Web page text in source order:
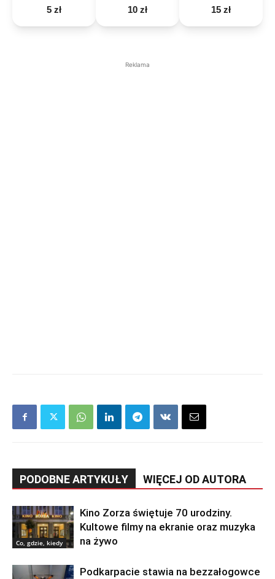
5 zł 10 zł 15 zł
Reklama
PODOBNE ARTYKUŁY WIĘCEJ OD AUTORA
Co, gdzie, kiedy
Kino Zorza świętuje 70 urodziny.
Kultowe filmy na ekranie oraz muzyka
na żywo
Podkarpacie stawia na bezzałogowce